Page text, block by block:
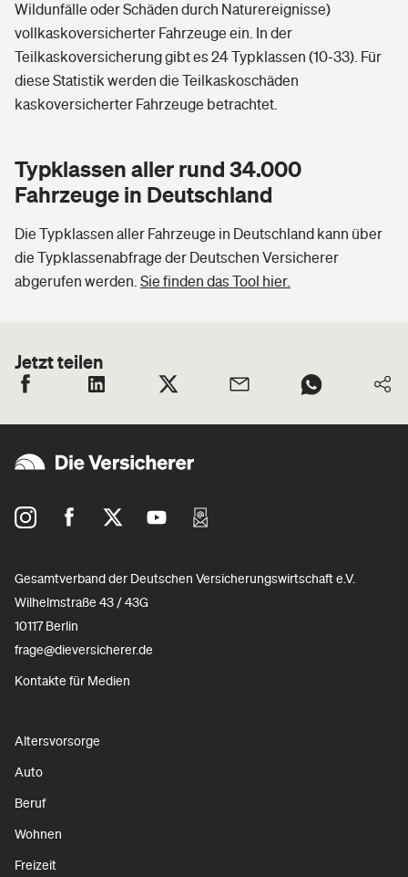
Wildunfälle oder Schäden durch Naturereignisse)
vollkaskoversicherter Fahrzeuge ein. In der
Teilkaskoversicherung gibt es 24 Typklassen (10-33). Für
diese Statistik werden die Teilkaskoschäden
kaskoversicherter Fahrzeuge betrachtet.
Typklassen aller rund 34.000
Fahrzeuge in Deutschland
Die Typklassen aller Fahrzeuge in Deutschland kann über
die Typklassenabfrage der Deutschen Versicherer
abgerufen werden. Sie finden das Tool hier.
Jetzt teilen
Gesamtverband der Deutschen Versicherungswirtschaft e.V.
Wilhelmstraße 43 / 43G
10117 Berlin
frage@dieversicherer.de
Kontakte für Medien
Altersvorsorge
Auto
Beruf
Wohnen
Freizeit